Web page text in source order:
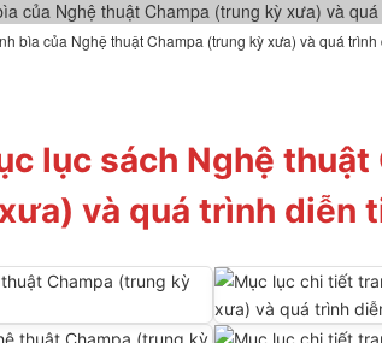
bìa của Nghệ thuật Champa (trung kỳ xưa) và quá trình
lục sách Nghệ
xưa) và quá trình diễn